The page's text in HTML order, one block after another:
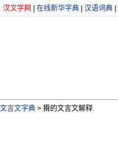
汉文学网 在线新华字典 汉语词典
文言文字典 > 猾的文言文解释